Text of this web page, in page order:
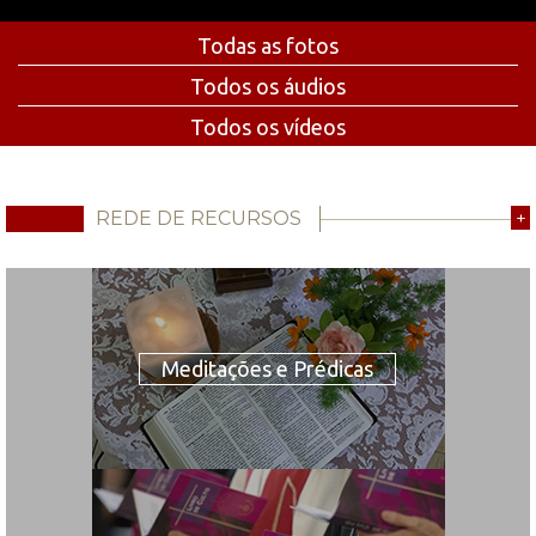
Todas as fotos
Todos os áudios
Todos os vídeos
REDE DE RECURSOS +
Meditações e Prédicas